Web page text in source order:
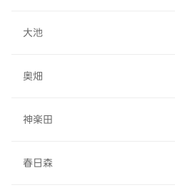
大池
奥畑
神楽田
春日森